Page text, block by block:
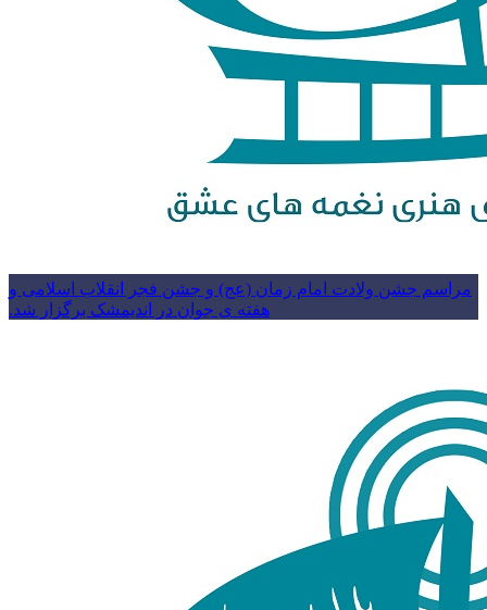
مراسم جشن ولادت امام زمان (عج) و جشن فجر انقلاب اسلامی و
هفته ی جوان در اندیمشک برگزار شد.